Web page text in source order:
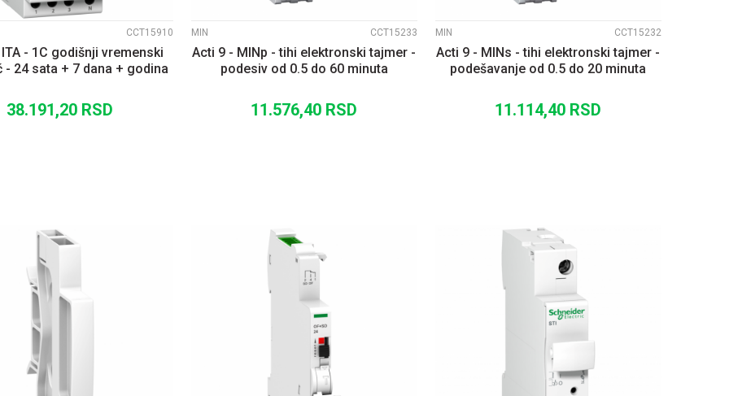
CCT15910
- 1C godišnji vremenski
- 24 sata + 7 dana + godina
38.191,20 RSD
MIN CCT15233
Acti 9 - MINp - tihi elektronski tajmer -
podesiv od 0.5 do 60 minuta
11.576,40 RSD
MIN CCT15232
Acti 9 - MINs - tihi elektronski tajmer -
podešavanje od 0.5 do 20 minuta
11.114,40 RSD
UPOREDI UPOREDI